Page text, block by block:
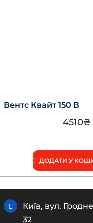
Вентс Квайт 150 В
4510₴
ДОДАТИ У
Київ, вул.
32